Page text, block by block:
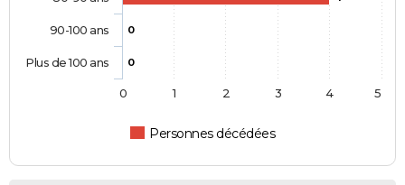
0
0
Personnes décédées
90-100 ans
Plus de 100 ans
0 1 2 3 4 5